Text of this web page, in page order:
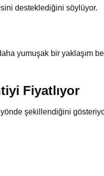
desteklediğini söylüyor.
yumuşak bir yaklaşım
Fiyatlıyor
şekillendiğini